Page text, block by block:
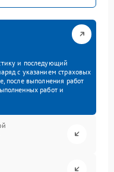
и последующий
с указанием страховых
после выполнения работ
работ и